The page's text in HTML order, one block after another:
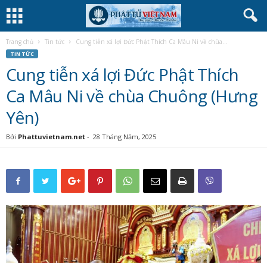
Trang chủ Tin tức Cung tiễn xá lợi Đức Phật Thích Ca Mâu Ni về chùa...
TIN TỨC
Cung tiễn xá lợi Đức Phật Thích
Ca Mâu Ni về chùa Chuông (Hưng
Yên)
Bởi Phattuvietnam.net - 28 Tháng Năm, 2025